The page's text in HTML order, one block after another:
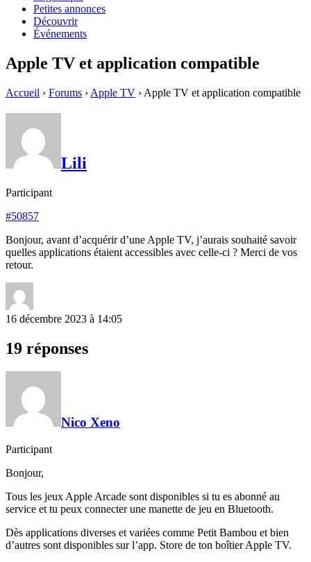
Petites annonces
Découvrir
Événements
Apple TV et application compatible
Accueil › Forums › Apple TV › Apple TV et application compatible
Lili
Participant
#50857
Bonjour, avant d’acquérir d’une Apple TV, j’aurais souhaité savoir
quelles applications étaient accessibles avec celle-ci ? Merci de vos
retour.
16 décembre 2023 à 14:05
19 réponses
Nico Xeno
Participant
Bonjour,
Tous les jeux Apple Arcade sont disponibles si tu es abonné au
service et tu peux connecter une manette de jeu en Bluetooth.
Dès applications diverses et variées comme Petit Bambou et bien
d’autres sont disponibles sur l’app. Store de ton boîtier Apple TV.